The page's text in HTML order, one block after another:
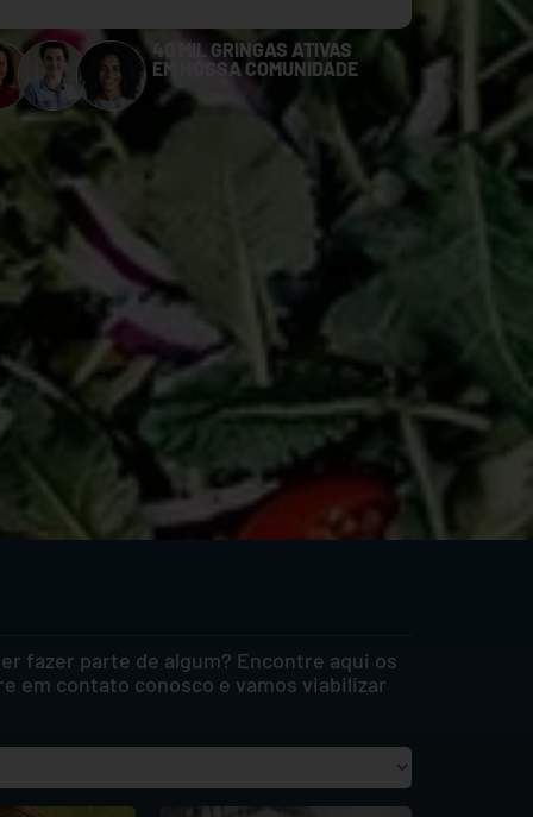
40 MIL GRINGAS ATIVAS
EM NOSSA COMUNIDADE
fazer parte de algum? Encontre aqui os
em contato conosco e vamos viabilizar